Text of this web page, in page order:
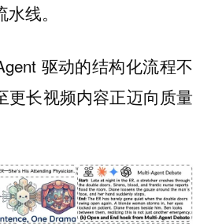
水线。
驱动的结构化流程不
更长视频内容正迈向 质量